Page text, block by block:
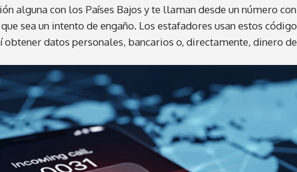
alguna con los Países Bajos y te llaman desde un número
sea un intento de engaño. Los estafadores usan estos
obtener datos personales, bancarios o, directamente, dinero